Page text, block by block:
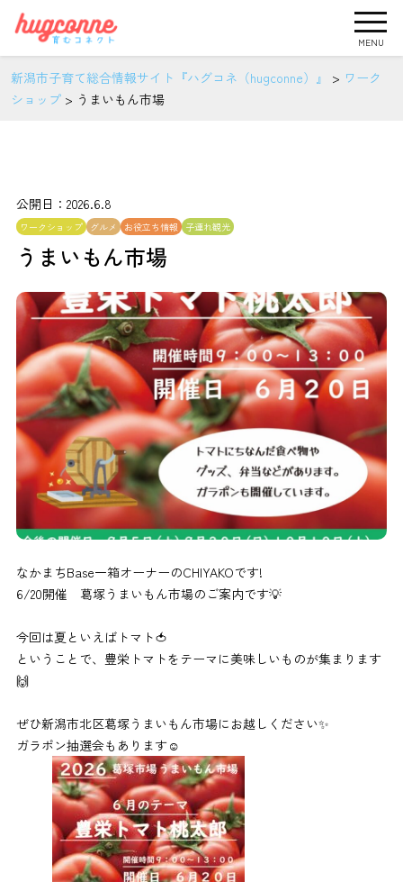
MENU
新潟市子育て総合情報サイト『ハグコネ（hugconne）』 > ワーク
ショップ > うまいもん市場
公開日：2026.6.8
ワークショップ グルメ お役立ち情報 子連れ観光
うまいもん市場
なかまちBase一箱オーナーのCHIYAKOです!
6/20開催 葛塚うまいもん市場のご案内です💡
今回は夏といえばトマト🍅
ということで、豊栄トマトをテーマに美味しいものが集まります
🙌
ぜひ新潟市北区葛塚うまいもん市場にお越しください✨
ガラポン抽選会もあります☺︎